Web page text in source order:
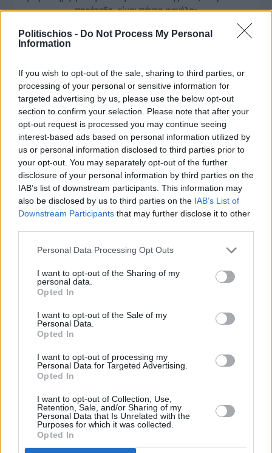
Politischios - Do Not Process My Personal
Information
If you wish to opt-out of the sale, sharing to third parties, or
processing of your personal or sensitive information for
targeted advertising by us, please use the below opt-out
section to confirm your selection. Please note that after your
opt-out request is processed you may continue seeing
interest-based ads based on personal information utilized by
us or personal information disclosed to third parties prior to
your opt-out. You may separately opt-out of the further
disclosure of your personal information by third parties on the
IAB’s list of downstream participants. This information may
also be disclosed by us to third parties on the IAB’s List of
Downstream Participants that may further disclose it to other
Personal Data Processing Opt Outs
I want to opt-out of the Sharing of my
personal data.
Opted In
I want to opt-out of the Sale of my
Personal Data.
Opted In
I want to opt-out of processing my
Personal Data for Targeted Advertising.
Opted In
I want to opt-out of Collection, Use,
Retention, Sale, and/or Sharing of my
Personal Data that Is Unrelated with the
Purposes for which it was collected.
Opted In
παράταξη, είμαι πάντα φανέλα»
Πριν 2 μήνες
Το πάρτι της ΟΝΝΕΔ και του Γρηγόρη Δημητριάδη που ένωσε